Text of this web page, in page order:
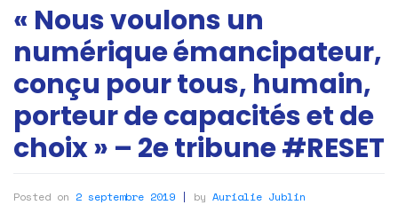
« Nous voulons un
numérique émancipateur,
conçu pour tous, humain,
porteur de capacités et de
choix » – 2e tribune #RESET
Posted on 2 septembre 2019 | by Aurialie Jublin